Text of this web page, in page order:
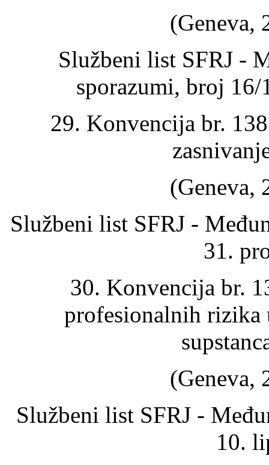
(Geneva,
Službeni list SFRJ -
sporazumi, broj
29. Konvencija br.
(Geneva,
Službeni list SFRJ -
31.
30. Konvencija br.
profesionalnih rizika
(Geneva,
Službeni list SFRJ -
10.